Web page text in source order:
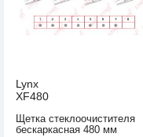
Lynx
XF480
Щетка стеклоочистителя
бескаркасная 480 мм